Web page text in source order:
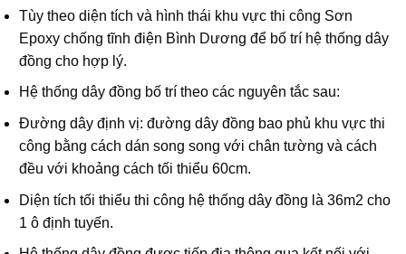
Tùy theo diện tích và hình thái khu vực thi công Sơn
Epoxy chống tĩnh điện Bình Dương để bố trí hệ thống dây
đồng cho hợp lý.
Hệ thống dây đồng bố trí theo các nguyên tắc sau:
Đường dây định vị: đường dây đồng bao phủ khu vực thi
công bằng cách dán song song với chân tường và cách
đều với khoảng cách tối thiểu 60cm.
Diện tích tối thiểu thi công hệ thống dây đồng là 36m2 cho
1 ô định tuyến.